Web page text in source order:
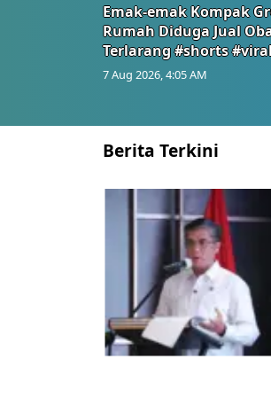
Emak-emak Kompak
Rumah Diduga Jual
Terlarang #shorts
7 Aug 2026, 4:05 AM
Berita Terkini